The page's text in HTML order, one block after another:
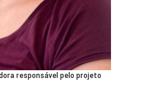
responsável pelo projeto